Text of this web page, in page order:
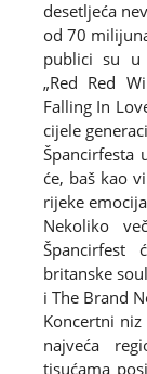
desetljeća
od 70
publici su u
„Red Red
Falling In
cijele
Špancirfesta
će, baš kao
rijeke
Nekoliko
Špancirfest
britanske
i The Brand
Koncertni
najveća
tisućama